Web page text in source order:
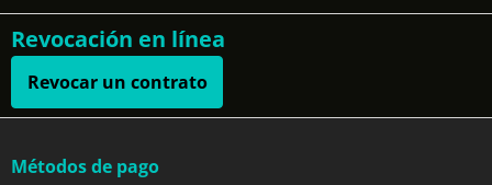
Revocación en línea
Revocar un contrato
Métodos de pago